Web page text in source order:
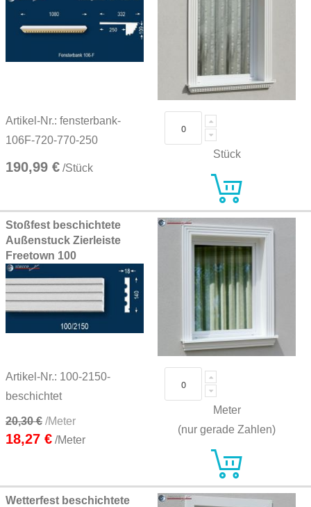
Artikel-Nr.: fensterbank-
106F-720-770-250
190,99 € /Stück
Stück
Stoßfest beschichtete
Außenstuck Zierleiste
Freetown 100
Artikel-Nr.: 100-2150-
beschichtet
20,30 € /Meter
18,27 € /Meter
Meter
(nur gerade Zahlen)
Wetterfest beschichtete